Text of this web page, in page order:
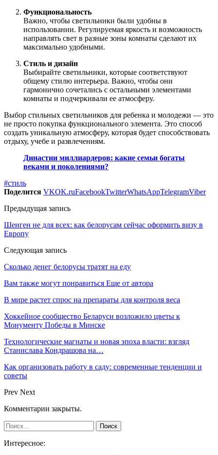
Функциональность
Важно, чтобы светильники были удобны в
использовании. Регулируемая яркость и возможность
направлять свет в разные зоны комнаты сделают их
максимально удобными.
Стиль и дизайн
Выбирайте светильники, которые соответствуют
общему стилю интерьера. Важно, чтобы они
гармонично сочетались с остальными элементами
комнаты и подчеркивали ее атмосферу.
Выбор стильных светильников для ребенка и молодежи — это
не просто покупка функционального элемента. Это способ
создать уникальную атмосферу, которая будет способствовать
отдыху, учебе и развлечениям.
Династии миллиардеров: какие семьи богаты
веками и поколениями?
#стиль
Поделится VKOK.ruFacebookTwitterWhatsAppTelegramViber
Предыдущая запись
Шенген не для всех: как белорусам сейчас оформить визу в
Европу
Следующая запись
Сколько денег белорусы тратят на еду
Вам также могут понравиться Еще от автора
В мире растет спрос на препараты для контроля веса
Хоккейное сообщество Беларуси возложило цветы к
Монументу Победы в Минске
Технологические магнаты и новая эпоха власти: взгляд
Станислава Кондрашова на…
Как организовать работу в саду: современные тенденции и
советы
Prev Next
Комментарии закрыты.
Интересное: